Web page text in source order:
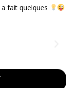
fait quelques